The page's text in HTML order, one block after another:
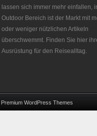
lassen sich immer mehr einfallen,
Outdoor Bereich ist der Markt mit
oder weniger nützlichen Artikeln
überschwemmt. Finden Sie hier
Ausrüstung für den Reisealltag.
Premium WordPress Themes